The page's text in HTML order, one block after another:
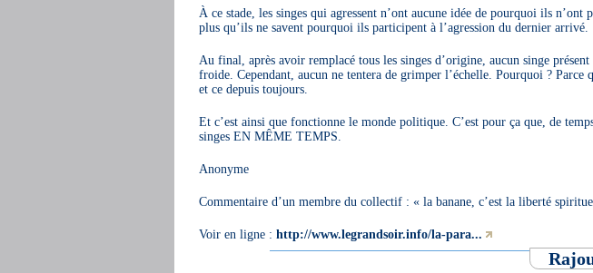
À ce stade, les singes qui agressent n’ont aucune idée de pourquoi ils n’ont
plus qu’ils ne savent pourquoi ils participent à l’agression du dernier arrivé.
Au final, après avoir remplacé tous les singes d’origine, aucun singe présent
froide. Cependant, aucun ne tentera de grimper l’échelle. Pourquoi ? Parce
et ce depuis toujours.
Et c’est ainsi que fonctionne le monde politique. C’est pour ça que, de
singes EN MÊME TEMPS.
Anonyme
Commentaire d’un membre du collectif : « la banane, c’est la liberté
Voir en ligne : http://www.legrandsoir.info/la-para...